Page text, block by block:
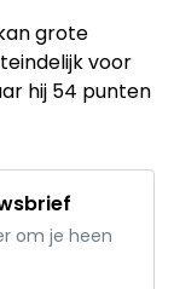
grote
voor
hij 54 punten
om je heen